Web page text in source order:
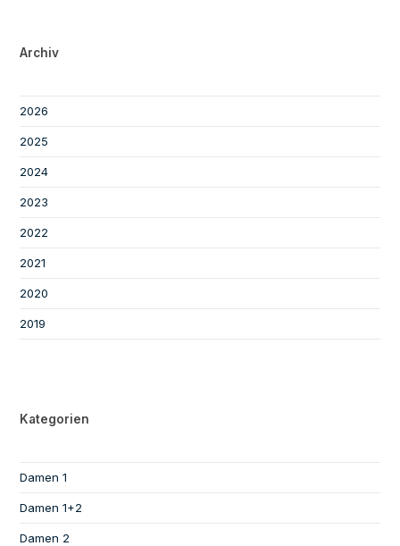
Archiv
2026
2025
2024
2023
2022
2021
2020
2019
Kategorien
Damen 1
Damen 1+2
Damen 2